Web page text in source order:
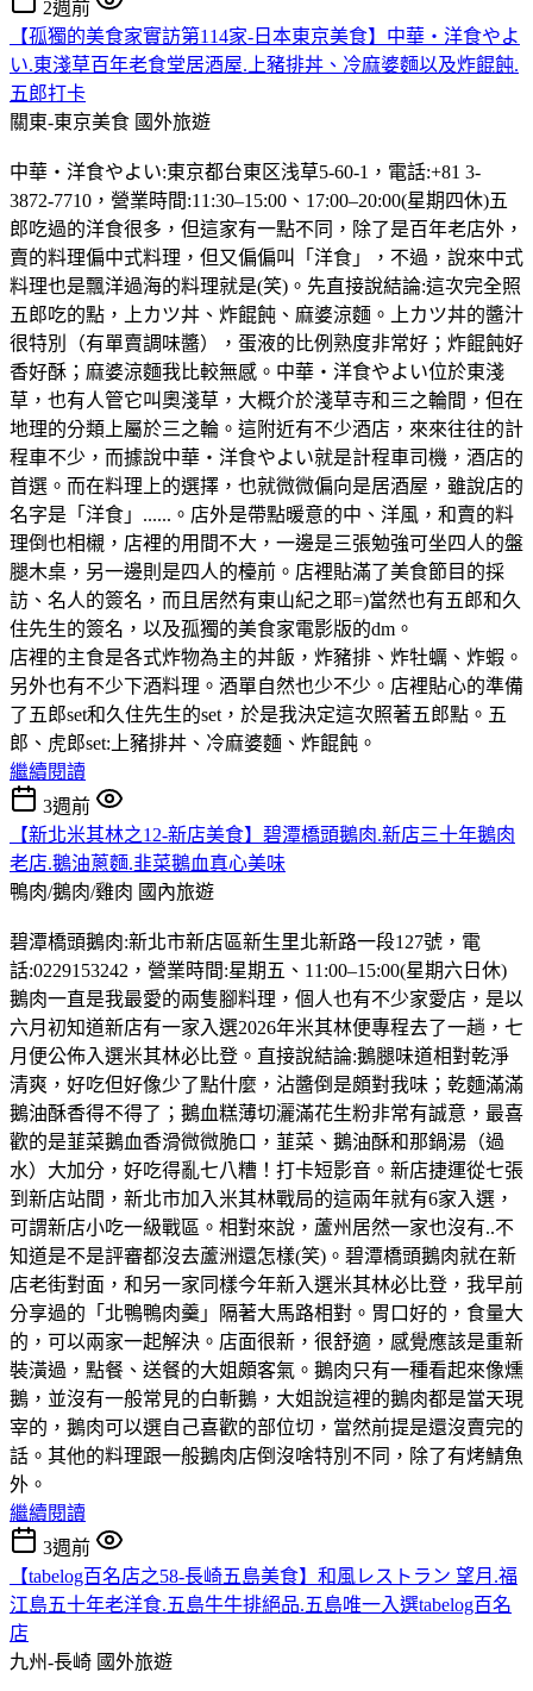
2週前
【孤獨的美食家實訪第114家-日本東京美食】中華・洋食やよ
い.東淺草百年老食堂居酒屋.上豬排丼、冷麻婆麵以及炸餛飩.
五郎打卡
關東-東京美食 國外旅遊
中華・洋食やよい:東京都台東区浅草5-60-1，電話:+81 3-
3872-7710，營業時間:11:30–15:00、17:00–20:00(星期四休)五
郎吃過的洋食很多，但這家有一點不同，除了是百年老店外，
賣的料理偏中式料理，但又偏偏叫「洋食」，不過，說來中式
料理也是飄洋過海的料理就是(笑)。先直接說結論:這次完全照
五郎吃的點，上カツ丼、炸餛飩、麻婆涼麵。上カツ丼的醬汁
很特別（有單賣調味醬），蛋液的比例熟度非常好；炸餛飩好
香好酥；麻婆涼麵我比較無感。中華・洋食やよい位於東淺
草，也有人管它叫奧淺草，大概介於淺草寺和三之輪間，但在
地理的分類上屬於三之輪。這附近有不少酒店，來來往往的計
程車不少，而據說中華・洋食やよい就是計程車司機，酒店的
首選。而在料理上的選擇，也就微微偏向是居酒屋，雖說店的
名字是「洋食」......。店外是帶點暖意的中、洋風，和賣的料
理倒也相櫬，店裡的用間不大，一邊是三張勉強可坐四人的盤
腿木桌，另一邊則是四人的檯前。店裡貼滿了美食節目的採
訪、名人的簽名，而且居然有東山紀之耶=)當然也有五郎和久
住先生的簽名，以及孤獨的美食家電影版的dm。
店裡的主食是各式炸物為主的丼飯，炸豬排、炸牡蠣、炸蝦。
另外也有不少下酒料理。酒單自然也少不少。店裡貼心的準備
了五郎set和久住先生的set，於是我決定這次照著五郎點。五
郎、虎郎set:上豬排丼、冷麻婆麵、炸餛飩。
繼續閱讀
3週前
【新北米其林之12-新店美食】碧潭橋頭鵝肉.新店三十年鵝肉
老店.鵝油蔥麵.韭菜鵝血真心美味
鴨肉/鵝肉/雞肉 國內旅遊
碧潭橋頭鵝肉:新北市新店區新生里北新路一段127號，電
話:0229153242，營業時間:星期五、11:00–15:00(星期六日休)
鵝肉一直是我最愛的兩隻腳料理，個人也有不少家愛店，是以
六月初知道新店有一家入選2026年米其林便專程去了一趟，七
月便公佈入選米其林必比登。直接說結論:鵝腿味道相對乾淨
清爽，好吃但好像少了點什麼，沾醬倒是頗對我味；乾麵滿滿
鵝油酥香得不得了；鵝血糕薄切灑滿花生粉非常有誠意，最喜
歡的是韮菜鵝血香滑微微脆口，韮菜、鵝油酥和那鍋湯（過
水）大加分，好吃得亂七八糟！打卡短影音。新店捷運從七張
到新店站間，新北市加入米其林戰局的這兩年就有6家入選，
可謂新店小吃一級戰區。相對來說，蘆州居然一家也沒有..不
知道是不是評審都沒去蘆洲還怎樣(笑)。碧潭橋頭鵝肉就在新
店老街對面，和另一家同樣今年新入選米其林必比登，我早前
分享過的「北鴨鴨肉羹」隔著大馬路相對。胃口好的，食量大
的，可以兩家一起解決。店面很新，很舒適，感覺應該是重新
裝潢過，點餐、送餐的大姐頗客氣。鵝肉只有一種看起來像燻
鵝，並沒有一般常見的白斬鵝，大姐說這裡的鵝肉都是當天現
宰的，鵝肉可以選自己喜歡的部位切，當然前提是還沒賣完的
話。其他的料理跟一般鵝肉店倒沒啥特別不同，除了有烤鯖魚
外。
繼續閱讀
3週前
【tabelog百名店之58-長崎五島美食】和風レストラン 望月.福
江島五十年老洋食.五島牛牛排絕品.五島唯一入選tabelog百名
店
九州-長崎 國外旅遊